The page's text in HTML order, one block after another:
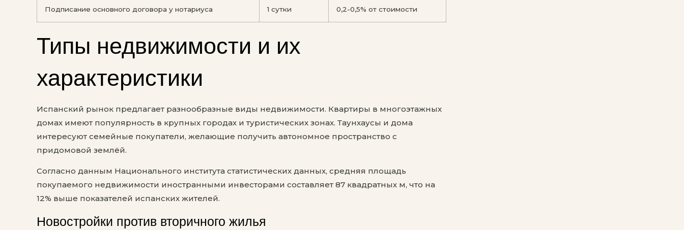
Подписание основного договора у нотариуса 1 сутки 0,2-0,5% от стоимости
Типы недвижимости и их
характеристики
Испанский рынок предлагает разнообразные виды недвижимости. Квартиры в многоэтажных
домах имеют популярность в крупных городах и туристических зонах. Таунхаусы и дома
интересуют семейные покупатели, желающие получить автономное пространство с
придомовой землёй.
Согласно данным Национального института статистических данных, средняя площадь
покупаемого недвижимости иностранными инвесторами составляет 87 квадратных м, что на
12% выше показателей испанских жителей.
Новостройки против вторичного жилья